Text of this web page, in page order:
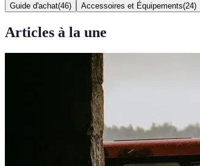
Guide d'achat(46) Accessoires et Équipements(24)
Articles à la une